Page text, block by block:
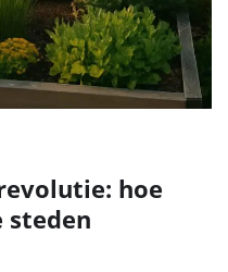
hoe
steden